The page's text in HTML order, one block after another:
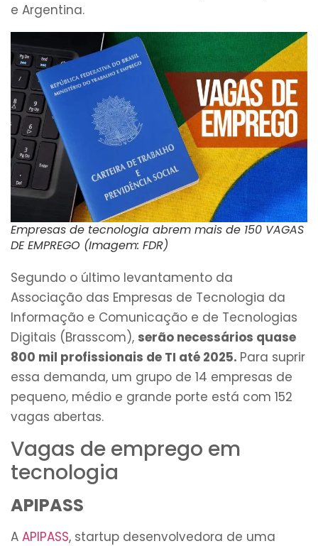
e Argentina.
Empresas de tecnologia abrem mais de 150 VAGAS
DE EMPREGO (Imagem: FDR)
Segundo o último levantamento da
Associação das Empresas de Tecnologia da
Informação e Comunicação e de Tecnologias
Digitais (Brasscom), serão necessários quase
800 mil profissionais de TI até 2025. Para suprir
essa demanda, um grupo de 14 empresas de
pequeno, médio e grande porte está com 152
vagas abertas.
Vagas de emprego em
tecnologia
APIPASS
A APIPASS, startup desenvolvedora de uma